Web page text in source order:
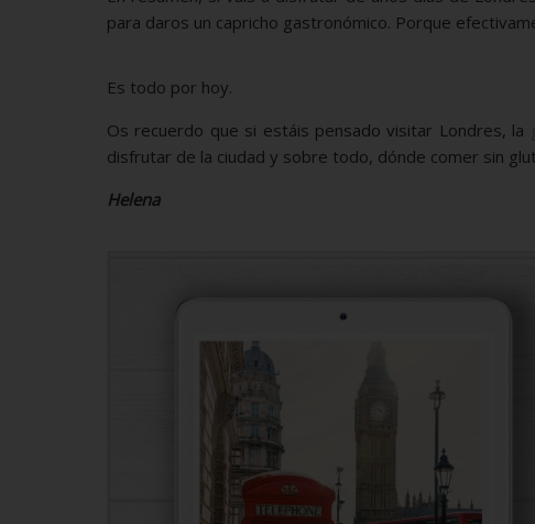
para daros un capricho gastronómico. Porque
Es todo por hoy.
Os recuerdo que si estáis pensado visitar Londres, la
disfrutar de la ciudad y sobre todo, dónde comer sin
Helena